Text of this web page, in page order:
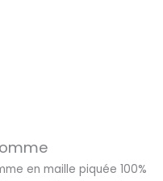
en maille piquée 100%